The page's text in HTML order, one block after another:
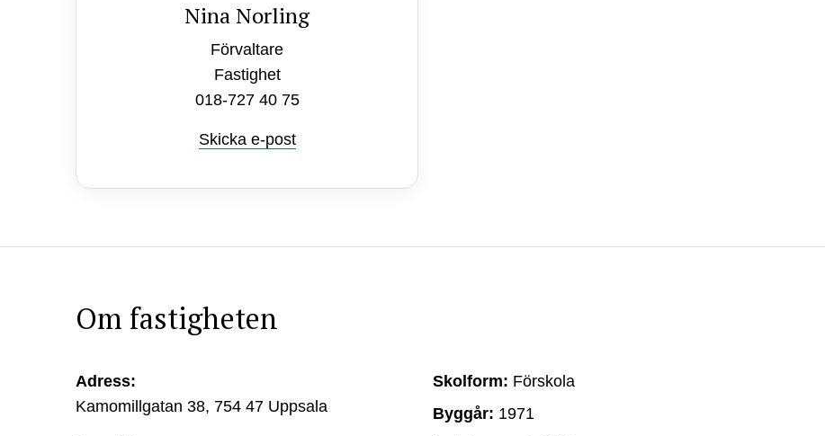
Nina Norling
Förvaltare
Fastighet
018-727 40 75
Skicka e-post
Om fastigheten
Adress:
Kamomillgatan 38, 754 47 Uppsala
Skolform: Förskola
Byggår: 1971